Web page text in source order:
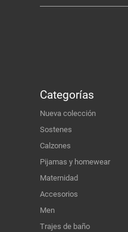
Categorías
Nueva colección
Sostenes
Calzones
Pijamas y homewear
Maternidad
Accesorios
Men
Trajes de baño